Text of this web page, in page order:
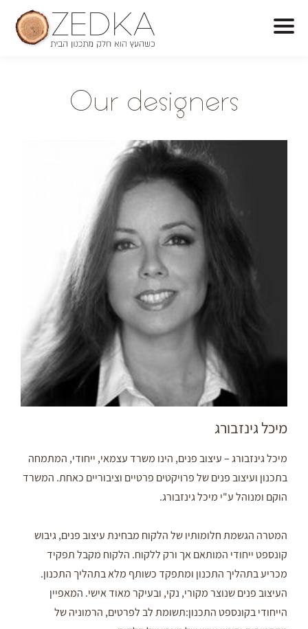
Our designers
מיכל גינזבורג
מיכל גינזבורג – עיצוב פנים, הינו משרד עצמאי, ייחודי, המתמחה
בתכנון ועיצוב פנים של פרויקטים פרטיים וציבוריים כאחת. המשרד
הוקם ומנוהל ע"י מיכל גינזבורג.
המטרה הגשמת חלומותיו של הלקוח מבחינת עיצוב פנים, גיבוש
קונספט ייחודי המותאם אך ורק ללקוח. הלקוח מקבל תפקיד
מכריע בתהליך התכנון ומתפקד כשותף מלא בתהליך התכנון.
העיצוב פנים שנוצר מקורי, נקי, ובעיקר מאוד אישי. המאפיין
הייחודי בקונספט התכנון:תשומת לב לפרטים, הרמוניה של